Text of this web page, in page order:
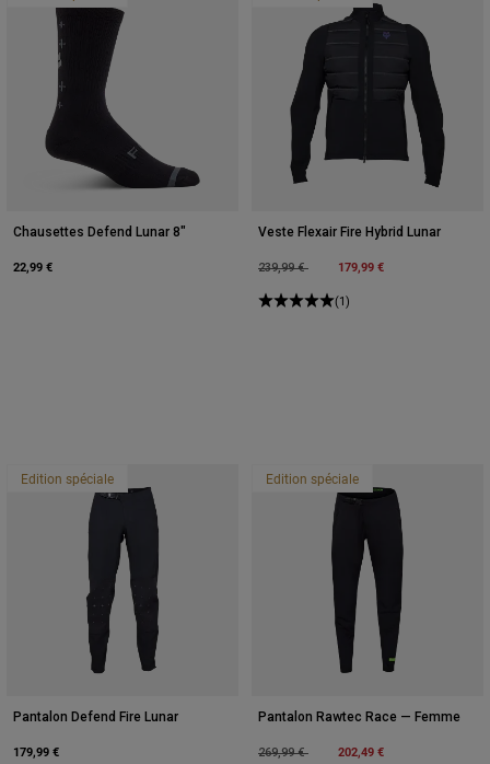
Chausettes Defend Lunar 8"
22,99 €
Veste Flexair Fire Hybrid Lunar
Price reduced from
239,99 €to 179,99 €
(1)
Edition spéciale
Pantalon Defend Fire Lunar
179,99 €
Edition spéciale
Pantalon Rawtec Race — Femme
Price reduced from
269,99 €to 202,49 €